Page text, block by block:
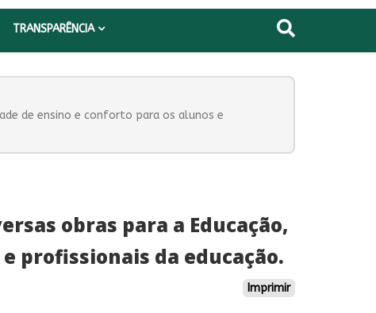
TRANSPARÊNCIA
de ensino e conforto para os alunos e
obras para a Educação,
profissionais da educação.
Imprimir